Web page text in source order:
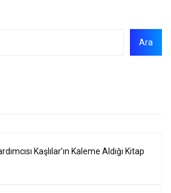
Ara
Kaşlılar’ın Kaleme Aldığı Kitap